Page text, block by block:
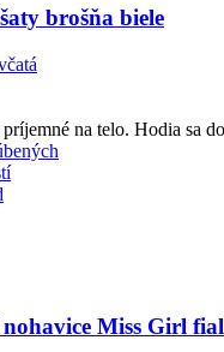
brošňa biele
príjemné na telo. Hodia sa
nohavice Miss Girl